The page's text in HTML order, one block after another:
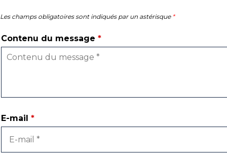
Les champs obligatoires sont indiqués par un astérisque *
Contenu du message *
E-mail *